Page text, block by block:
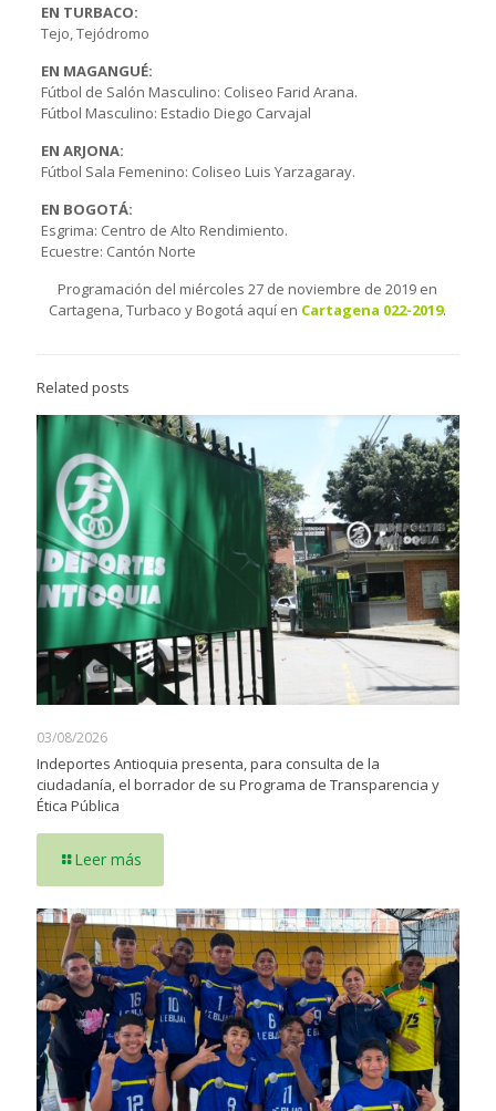
EN TURBACO:
Tejo, Tejódromo
EN MAGANGUÉ:
Fútbol de Salón Masculino: Coliseo Farid Arana.
Fútbol Masculino: Estadio Diego Carvajal
EN ARJONA:
Fútbol Sala Femenino: Coliseo Luis Yarzagaray.
EN BOGOTÁ:
Esgrima: Centro de Alto Rendimiento.
Ecuestre: Cantón Norte
Programación del miércoles 27 de noviembre de 2019 en
Cartagena, Turbaco y Bogotá aquí en Cartagena 022-2019.
Related posts
03/08/2026
Indeportes Antioquia presenta, para consulta de la
ciudadanía, el borrador de su Programa de Transparencia y
Ética Pública
Leer más